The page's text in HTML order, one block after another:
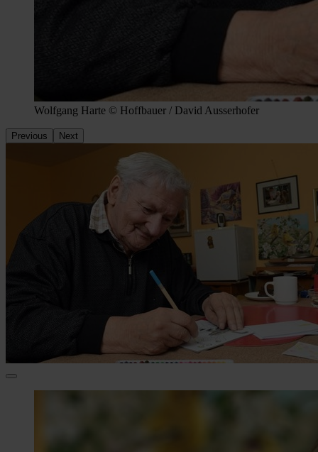
Wolfgang Harte © Hoffbauer / David Ausserhofer
Previous Next